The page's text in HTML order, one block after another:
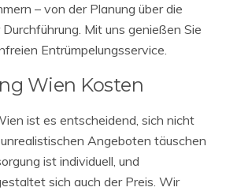
– von der Planung über die
Mit uns genießen Sie
Entrümpelungsservice.
Wien Kosten
ist es entscheidend, sich nicht
Angeboten täuschen
ist individuell, und
sich auch der Preis. Wir